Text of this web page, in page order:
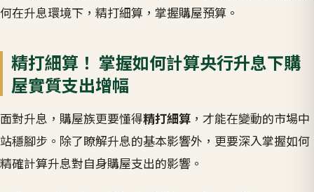
何在升息環境下，精打細算，掌握購屋預算。
精打細算！ 掌握如何計算央行升息下購
屋實質支出增幅
面對升息，購屋族更要懂得精打細算 ，才能在變動的市場中
站穩腳步。除了瞭解升息的基本影響外，更要深入掌握如何
精確計算升息對自身購屋支出的影響。